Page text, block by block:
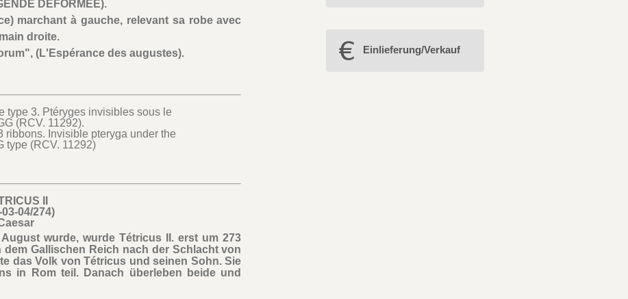
DÉFORMÉE).
marchant à gauche, relevant sa robe avec
droite.
(L'Espérance des augustes).
type 3. Ptéryges invisibles sous le
(RCV. 11292).
ribbons. Invisible pteryga under the
type (RCV. 11292)
II
04/274)
wurde, wurde Tétricus II. erst um 273
Gallischen Reich nach der Schlacht von
das Volk von Tétricus und seinen Sohn. Sie
in Rom teil. Danach überleben beide und
Einlieferung/Verkauf